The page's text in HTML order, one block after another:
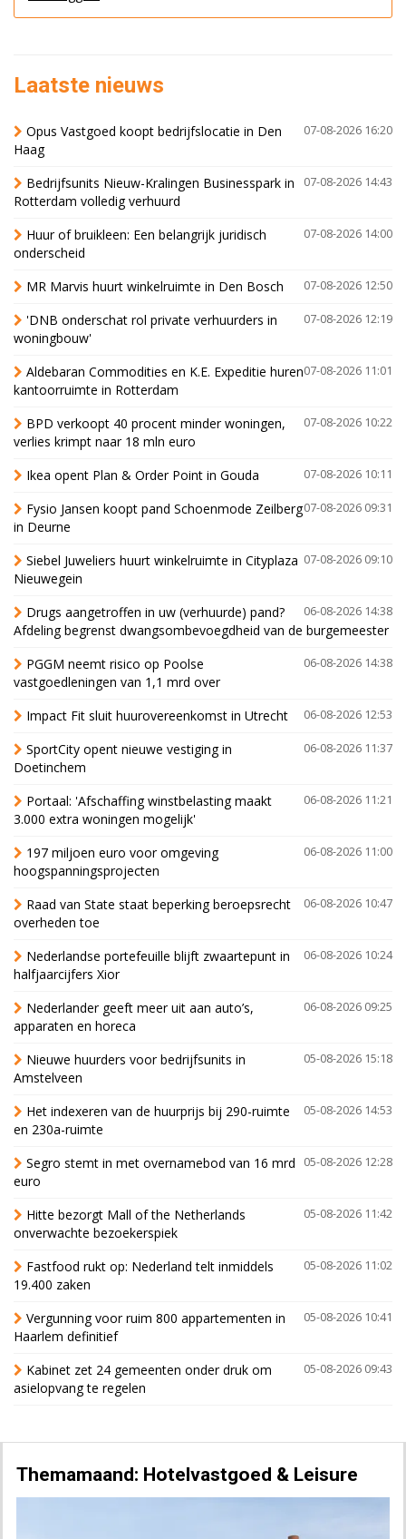
Laatste nieuws
07-08-2026 16:20
Opus Vastgoed koopt bedrijfslocatie in Den
Haag
07-08-2026 14:43
Bedrijfsunits Nieuw-Kralingen Businesspark in
Rotterdam volledig verhuurd
07-08-2026 14:00
Huur of bruikleen: Een belangrijk juridisch
onderscheid
07-08-2026 12:50
MR Marvis huurt winkelruimte in Den Bosch
07-08-2026 12:19
'DNB onderschat rol private verhuurders in
woningbouw'
07-08-2026 11:01
Aldebaran Commodities en K.E. Expeditie huren
kantoorruimte in Rotterdam
07-08-2026 10:22
BPD verkoopt 40 procent minder woningen,
verlies krimpt naar 18 mln euro
07-08-2026 10:11
Ikea opent Plan & Order Point in Gouda
07-08-2026 09:31
Fysio Jansen koopt pand Schoenmode Zeilberg
in Deurne
07-08-2026 09:10
Siebel Juweliers huurt winkelruimte in Cityplaza
Nieuwegein
06-08-2026 14:38
Drugs aangetroffen in uw (verhuurde) pand?
Afdeling begrenst dwangsombevoegdheid van de burgemeester
06-08-2026 14:38
PGGM neemt risico op Poolse
vastgoedleningen van 1,1 mrd over
06-08-2026 12:53
Impact Fit sluit huurovereenkomst in Utrecht
06-08-2026 11:37
SportCity opent nieuwe vestiging in
Doetinchem
06-08-2026 11:21
Portaal: 'Afschaffing winstbelasting maakt
3.000 extra woningen mogelijk'
06-08-2026 11:00
197 miljoen euro voor omgeving
hoogspanningsprojecten
06-08-2026 10:47
Raad van State staat beperking beroepsrecht
overheden toe
06-08-2026 10:24
Nederlandse portefeuille blijft zwaartepunt in
halfjaarcijfers Xior
06-08-2026 09:25
Nederlander geeft meer uit aan auto’s,
apparaten en horeca
05-08-2026 15:18
Nieuwe huurders voor bedrijfsunits in
Amstelveen
05-08-2026 14:53
Het indexeren van de huurprijs bij 290-ruimte
en 230a-ruimte
05-08-2026 12:28
Segro stemt in met overnamebod van 16 mrd
euro
05-08-2026 11:42
Hitte bezorgt Mall of the Netherlands
onverwachte bezoekerspiek
05-08-2026 11:02
Fastfood rukt op: Nederland telt inmiddels
19.400 zaken
05-08-2026 10:41
Vergunning voor ruim 800 appartementen in
Haarlem definitief
05-08-2026 09:43
Kabinet zet 24 gemeenten onder druk om
asielopvang te regelen
Themamaand: Hotelvastgoed & Leisure